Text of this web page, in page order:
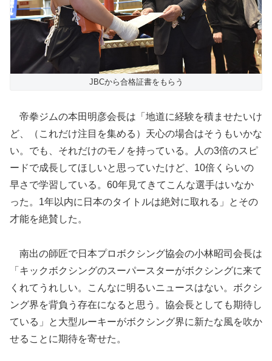
JBCから合格証書をもらう
帝拳ジムの本田明彦会長は「地道に経験を積ませたいけ
ど、（これだけ注目を集める）天心の場合はそうもいかな
い。でも、それだけのモノを持っている。人の3倍のスピ
ードで成長してほしいと思っていたけど、10倍くらいの
早さで学習している。60年見てきてこんな選手はいなか
った。1年以内に日本のタイトルは絶対に取れる」とその
才能を絶賛した。
南出の師匠で日本プロボクシング協会の小林昭司会長は
「キックボクシングのスーパースターがボクシングに来て
くれてうれしい。こんなに明るいニュースはない。ボクシ
ング界を背負う存在になると思う。協会長としても期待し
ている」と大型ルーキーがボクシング界に新たな風を吹か
せることに期待を寄せた。